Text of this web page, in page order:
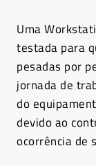
Uma
testada para
pesadas por
jornada de
do
devido ao
ocorrência de